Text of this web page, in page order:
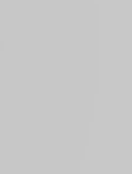
Options